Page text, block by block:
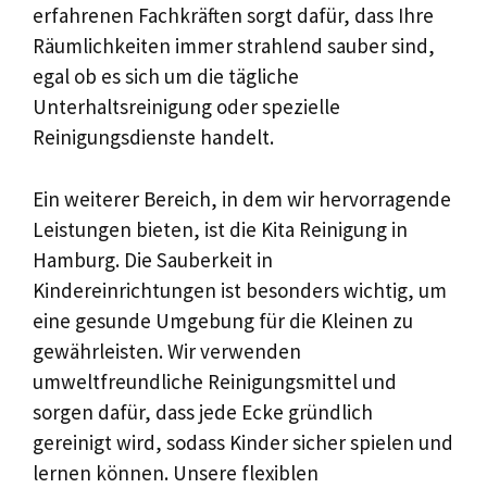
erfahrenen Fachkräften sorgt dafür, dass Ihre
Räumlichkeiten immer strahlend sauber sind,
egal ob es sich um die tägliche
Unterhaltsreinigung oder spezielle
Reinigungsdienste handelt.
Ein weiterer Bereich, in dem wir hervorragende
Leistungen bieten, ist die Kita Reinigung in
Hamburg. Die Sauberkeit in
Kindereinrichtungen ist besonders wichtig, um
eine gesunde Umgebung für die Kleinen zu
gewährleisten. Wir verwenden
umweltfreundliche Reinigungsmittel und
sorgen dafür, dass jede Ecke gründlich
gereinigt wird, sodass Kinder sicher spielen und
lernen können. Unsere flexiblen